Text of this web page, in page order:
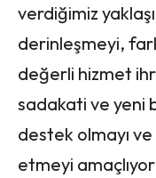
verdiğimiz
derinleşmeyi,
değerli hizmet
sadakati ve yeni
destek olmayı
etmeyi